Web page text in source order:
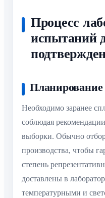
Процесс
испытаний
Планирование
Необходимо заранее
соблюдая
выборки. Обычно
производства, чтобы
степень
доставлены в
температурными и